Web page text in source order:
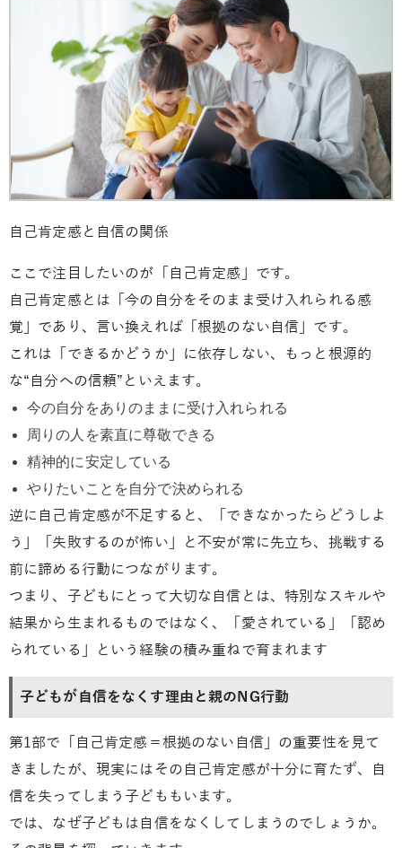
自己肯定感と自信の関係
ここで注目したいのが「自己肯定感」です。
自己肯定感とは「今の自分をそのまま受け入れられる感
覚」であり、言い換えれば「根拠のない自信」です。
これは「できるかどうか」に依存しない、もっと根源的
な“自分への信頼”といえます。
今の自分をありのままに受け入れられる
周りの人を素直に尊敬できる
精神的に安定している
やりたいことを自分で決められる
逆に自己肯定感が不足すると、「できなかったらどうしよ
う」「失敗するのが怖い」と不安が常に先立ち、挑戦する
前に諦める行動につながります。
つまり、子どもにとって大切な自信とは、特別なスキルや
結果から生まれるものではなく、「愛されている」「認め
られている」という経験の積み重ねで育まれます
子どもが自信をなくす理由と親のNG行動
第1部で「自己肯定感＝根拠のない自信」の重要性を見て
きましたが、現実にはその自己肯定感が十分に育たず、自
信を失ってしまう子どももいます。
では、なぜ子どもは自信をなくしてしまうのでしょうか。